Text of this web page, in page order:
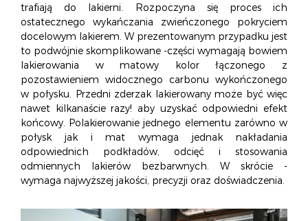
trafiają do lakierni. Rozpoczyna się proces ich
ostatecznego wykańczania zwieńczonego pokryciem
docelowym lakierem. W prezentowanym przypadku jest
to podwójnie skomplikowane -części wymagają bowiem
lakierowania w matowy kolor łączonego z
pozostawieniem widocznego carbonu wykończonego
w połysku. Przedni zderzak lakierowany może być więc
nawet kilkanaście razy! aby uzyskać odpowiedni efekt
końcowy. Polakierowanie jednego elementu zarówno w
połysk jak i mat wymaga jednak nakładania
odpowiednich podkładów, odcięć i stosowania
odmiennych lakierów bezbarwnych. W skrócie -
wymaga najwyższej jakości, precyzji oraz doświadczenia.